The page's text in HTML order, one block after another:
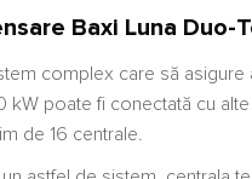
Baxi Luna Duo-
complex care să
kW poate fi conectată cu
de 16 centrale.